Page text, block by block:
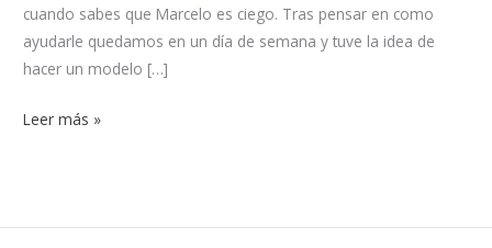
cuando sabes que Marcelo es ciego. Tras pensar en como
ayudarle quedamos en un día de semana y tuve la idea de
hacer un modelo […]
Leer más »